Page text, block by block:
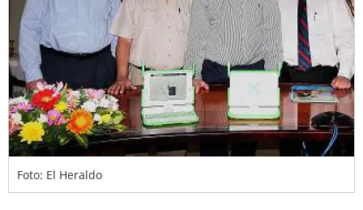
Foto: El Heraldo